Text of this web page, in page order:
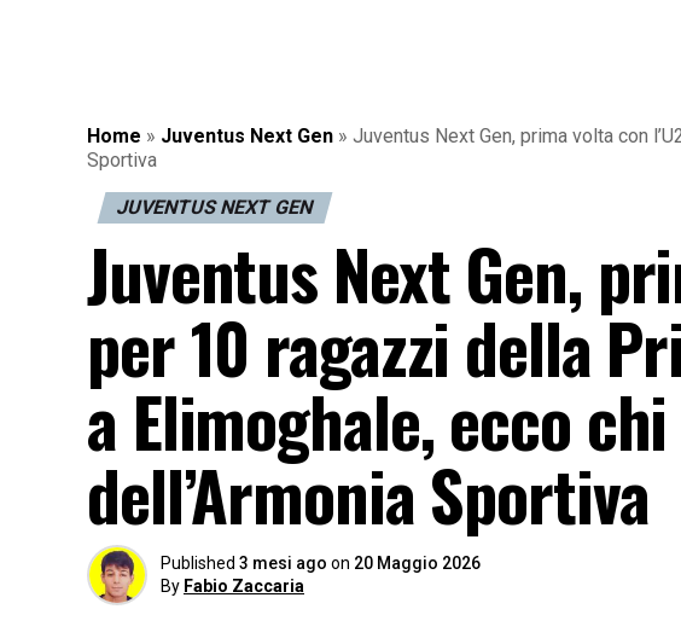
Home » Juventus Next Gen » Juventus Next Gen, prima volta con
Sportiva
JUVENTUS NEXT GEN
Juventus Next Gen,
per 10 ragazzi della
a Elimoghale, ecco
dell’Armonia Sportiva
Published 3 mesi ago on 20 Maggio 2026
By Fabio Zaccaria